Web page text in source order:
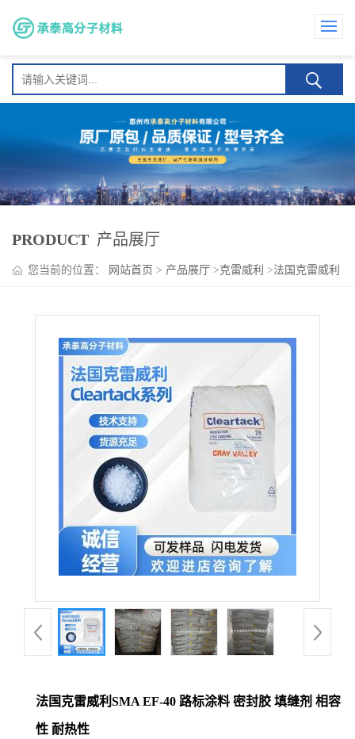
PRODUCT 产品展厅
您当前的位置： 网站首页 > 产品展厅 >克雷威利 >法国克雷威利
法国克雷威利SMA EF-40 路标涂料 密封胶 填缝剂 相容
性 耐热性